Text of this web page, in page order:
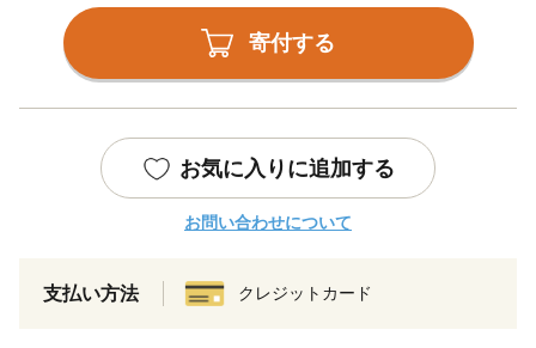
寄付する
お気に入りに追加する
お問い合わせについて
支払い方法 クレジットカード